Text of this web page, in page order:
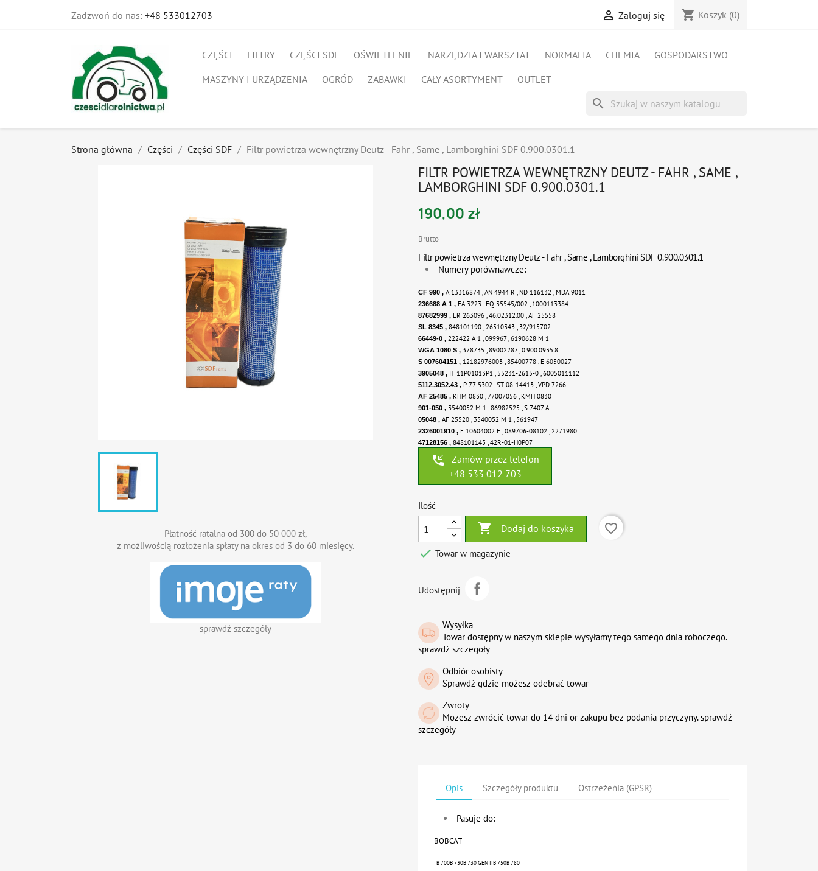
Zadzwoń do nas: +48 533012703  Zaloguj się shopping_cart Koszyk (0)
CZĘŚCI FILTRY CZĘŚCI SDF OŚWIETLENIE NARZĘDZIA I WARSZTAT NORMALIA CHEMIA
GOSPODARSTWO
MASZYNY I URZĄDZENIA
OGRÓD ZABAWKI CAŁY ASORTYMENT OUTLET
search
Strona główna Części Części SDF Filtr powietrza wewnętrzny Deutz - Fahr , Same , Lamborghini SDF 0.900.0301.1
Płatność ratalna od 300 do 50 000 zł,
z możliwością rozłożenia spłaty na okres od 3 do 60 miesięcy.
sprawdź szczegóły
FILTR POWIETRZA WEWNĘTRZNY DEUTZ - FAHR , SAME ,
LAMBORGHINI SDF 0.900.0301.1
190,00 zł
Brutto
Filtr powietrza wewnętrzny Deutz - Fahr , Same , Lamborghini SDF 0.900.0301.1
Numery porównawcze:
CF 990 , A 13316874 ,AN 4944 R , ND 116132 , MDA 9011
236688 A 1 , FA 3223 , EQ 35545/002 , 1000113384
87682999 , ER 263096 ,46.02312.00 ,AF 25558
SL 8345 , 848101190 ,26510343 , 32/915702
66449-0 , 222422 A 1 ,099967 ,6190628 M 1
WGA 1080 S , 378735 ,89002287 ,0.900.0935.8
S 007604151 , 12182976003 ,85400778 , E 6050027
3905048 , IT 11P01013P1 , 55231-2615-0 ,6005011112
5112.3052.43 , P 77-5302 ,ST 08-14413 ,VPD 7266
AF 25485 , KHM 0830 ,77007056 , KMH 0830
901-050 , 3540052 M 1 ,86982525 ,S 7407 A
05048 , AF 25520 , 3540052 M 1 , 561947
2326001910 , F 10604002 F ,089706-08102 ,2271980
47128156 , 848101145 ,42R-01-H0P07
phone_callback
Zamów przez telefon
+48 533 012 703
Ilość
 Dodaj do koszyka
favorite_border
 Towar w magazynie
Udostępnij
Wysyłka
Towar dostępny w naszym sklepie wysyłamy tego samego dnia roboczego.
sprawdź szczegoły
Odbiór osobisty
Sprawdź gdzie możesz odebrać towar
Zwroty
Możesz zwrócić towar do 14 dni or zakupu bez podania przyczyny. sprawdź
szczegóły
Opis Szczegóły produktu Ostrzeżeńia (GPSR)
Pasuje do:
· BOBCAT
B 700B 730B 730 GEN IIB 750B 780